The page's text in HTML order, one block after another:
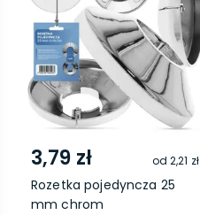
3,79 zł od2,21 zł
Rozetka pojedyncza 25
mm chrom